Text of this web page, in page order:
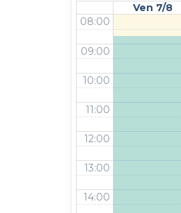
Ven 7/8
08:00
09:00
10:00
11:00
12:00
13:00
14:00